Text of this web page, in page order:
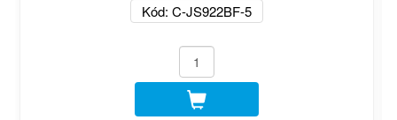
Kód: C-JS922BF-5